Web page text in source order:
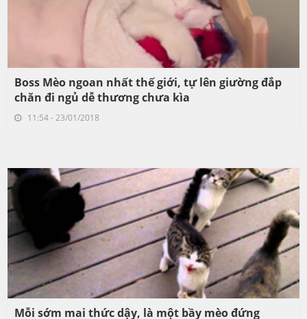
Boss Mèo ngoan nhất thế giới, tự lên giường đắp
chăn đi ngủ dễ thương chưa kìa
11:54 - 23/01/2018
Mỗi sớm mai thức dậy, là một bầy mèo đứng